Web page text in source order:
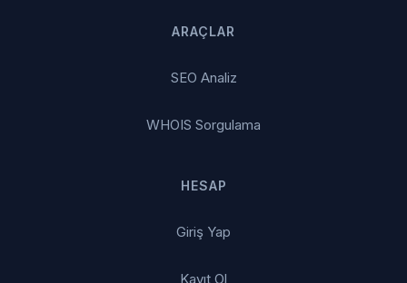
ARAÇLAR
SEO Analiz
WHOIS Sorgulama
HESAP
Giriş Yap
Kayıt Ol